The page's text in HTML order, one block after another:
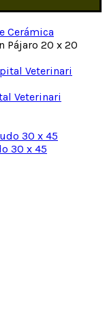
Cerámica
Pájaro 20 x 20
Veterinari
30 x 45